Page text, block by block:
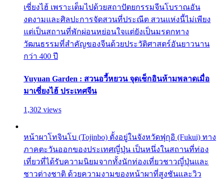
เซี่ยงไฮ้ เพราะเต็มไปด้วยสถาปัตยกรรมจีนโบราณอัน
งดงามและศิลปะการจัดสวนที่ประณีต สวนแห่งนี้ไม่เพียง
แต่เป็นสถานที่พักผ่อนหย่อนใจแต่ยังเป็นมรดกทาง
วัฒนธรรมที่สำคัญของจีนด้วยประวัติศาสตร์อันยาวนาน
กว่า 400 ปี
Yuyuan Garden : สวนอวี้หยวน จุดเช็กอินห้ามพลาดเมื่อ
มาเซี่ยงไฮ้ ประเทศจีน
1,302 views
หน้าผาโทจินโบ (Tojinbo) ตั้งอยู่ในจังหวัดฟุกุอิ (Fukui) ทาง
ภาคตะวันออกของประเทศญี่ปุ่น เป็นหนึ่งในสถานที่ท่อง
เที่ยวที่ได้รับความนิยมจากทั้งนักท่องเที่ยวชาวญี่ปุ่นและ
ชาวต่างชาติ ด้วยความงามของหน้าผาที่สูงชันและวิว